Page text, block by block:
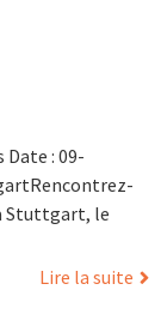
Date : 09-
Stuttgart, le
Lire la suite